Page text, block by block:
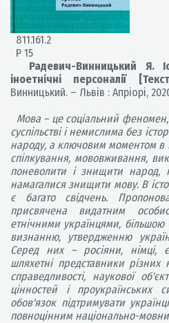
811.161.2
Р 15
Радевич-Винницький Я.
іноетнічні персоналії
Винницький. – Львів : Апріорі,
Мова – це соціальний
суспільстві і немислима без
народу, а ключовим моментом в
спілкування, мововживання,
поневолити і знищити народ,
намагалися знищити мову. В
є багато свідчень.
присвячена видатним
етнічними українцями,
визнанню, утвердженню
Серед них – росіяни, німці,
шляхетні представники
справедливості, наукової
цінностей і проукраїнських
обов'язок підтримувати
повноцінним національно-